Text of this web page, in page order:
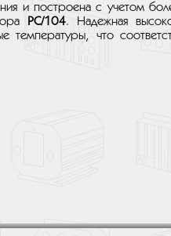
и построена с учетом
PC/104. Надежная
температуры, что